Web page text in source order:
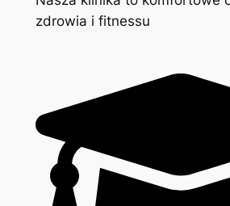
zdrowia i fitnessu